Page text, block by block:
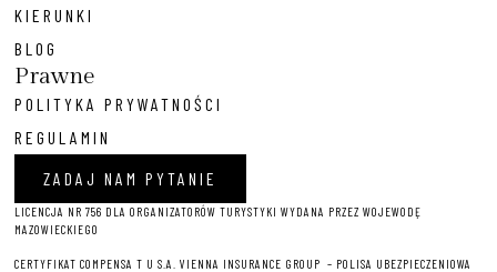
KIERUNKI
BLOG
Prawne
POLITYKA PRYWATNOŚCI
REGULAMIN
ZADAJ NAM PYTANIE
LICENCJA NR 756 DLA ORGANIZATORÓW TURYSTYKI WYDANA PRZEZ WOJEWODĘ
MAZOWIECKIEGO
CERTYFIKAT COMPENSA T U S.A. VIENNA INSURANCE GROUP – POLISA UBEZPIECZENIOWA